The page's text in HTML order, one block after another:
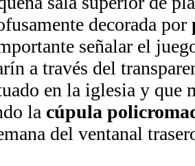
decorada por
señalar el
a través del
en la iglesia y que
la cúpula
del ventanal